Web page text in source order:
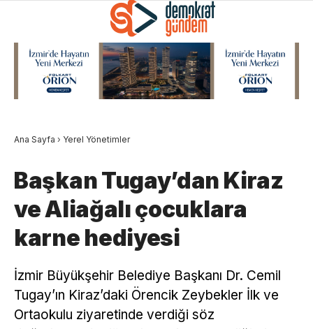
Ana Sayfa › Yerel Yönetimler
Başkan Tugay’dan Kiraz
ve Aliağalı çocuklara
karne hediyesi
İzmir Büyükşehir Belediye Başkanı Dr. Cemil
Tugay’ın Kiraz’daki Örencik Zeybekler İlk ve
Ortaokulu ziyaretinde verdiği söz